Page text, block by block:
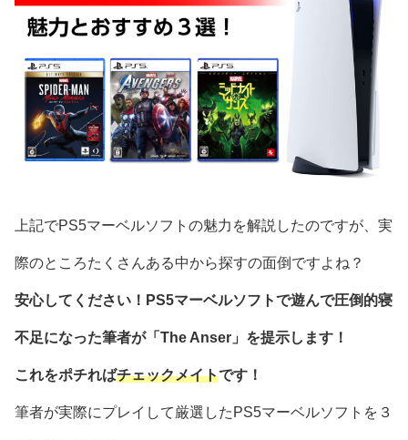
上記でPS5マーベルソフトの魅力を解説したのですが、実
際のところたくさんある中から探すの面倒ですよね？
安心してください！PS5マーベルソフトで遊んで圧倒的寝
不足になった筆者が「The Anser」を提示します！
これをポチればチェックメイトです！
筆者が実際にプレイして厳選したPS5マーベルソフトを３